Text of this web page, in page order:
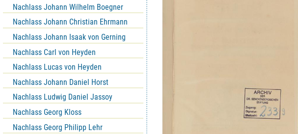
Nachlass Johann Wilhelm Boegner
Nachlass Johann Christian Ehrmann
Nachlass Johann Isaak von Gerning
Nachlass Carl von Heyden
Nachlass Lucas von Heyden
Nachlass Johann Daniel Horst
Nachlass Ludwig Daniel Jassoy
Nachlass Georg Kloss
Nachlass Georg Philipp Lehr